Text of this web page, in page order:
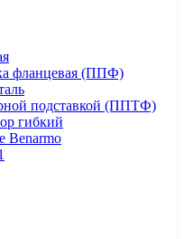
фланцевая (ППФ)
подставкой (ППТФ)
гибкий
Benarmo